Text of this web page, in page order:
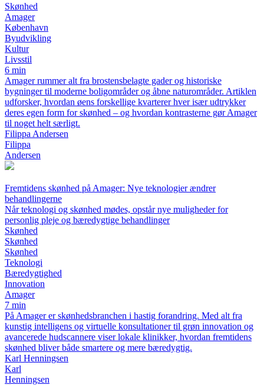
Skønhed
Amager
København
Byudvikling
Kultur
Livsstil
6 min
Amager rummer alt fra brostensbelagte gader og historiske
bygninger til moderne boligområder og åbne naturområder. Artiklen
udforsker, hvordan øens forskellige kvarterer hver især udtrykker
deres egen form for skønhed – og hvordan kontrasterne gør Amager
til noget helt særligt.
Filippa Andersen
Filippa
Andersen
Fremtidens skønhed på Amager: Nye teknologier ændrer
behandlingerne
Når teknologi og skønhed mødes, opstår nye muligheder for
personlig pleje og bæredygtige behandlinger
Skønhed
Skønhed
Skønhed
Teknologi
Bæredygtighed
Innovation
Amager
7 min
På Amager er skønhedsbranchen i hastig forandring. Med alt fra
kunstig intelligens og virtuelle konsultationer til grøn innovation og
avancerede hudscannere viser lokale klinikker, hvordan fremtidens
skønhed bliver både smartere og mere bæredygtig.
Karl Henningsen
Karl
Henningsen